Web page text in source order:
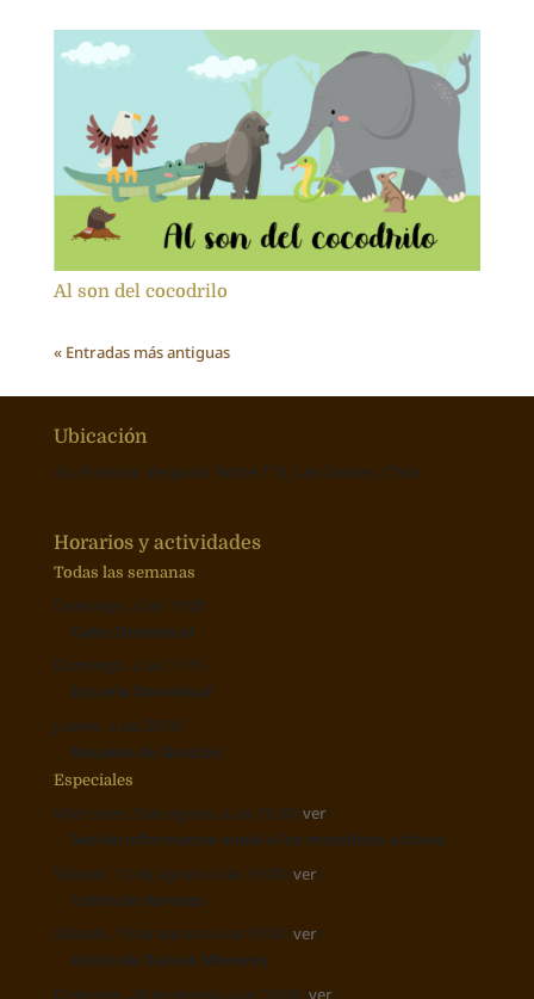
Al son del cocodrilo
« Entradas más antiguas
Ubicación
Av. Américo Vespucio Norte 178, Las Condes, Chile.
Horarios y actividades
Todas las semanas
Domingo, a las 11:00
Culto Dominical
Domingo, a las 11:15
Escuela Dominical
Jueves, a las 20:00
Reunión de Oración
Especiales
Miércoles, 9 de agosto a las 19:30 (ver)
Sesión informativa anual a los miembros activos
Sábado, 12 de agosto a las 16:00 (ver)
Unión de Varones
Sábado, 19 de agosto a las 16:00 (ver)
Unión de Damas Menores
Domingo, 20 de agosto a las 15:00 (ver)